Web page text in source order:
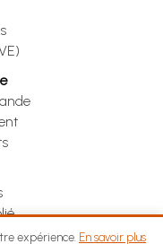
expérience. En savoir plus